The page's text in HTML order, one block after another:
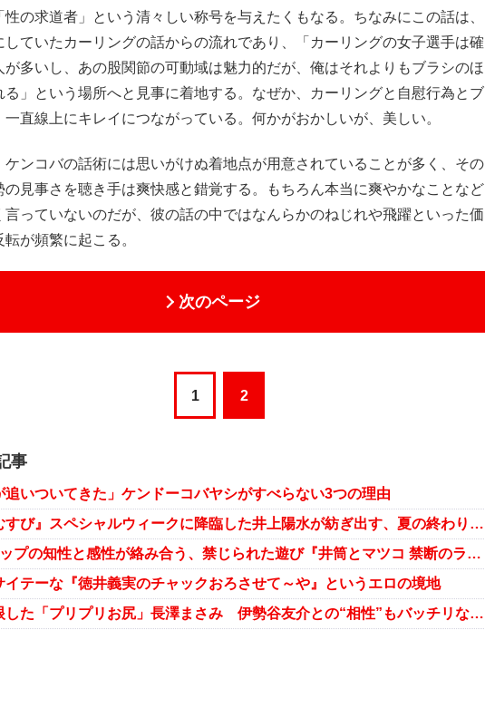
性の求道者」という清々しい称号を与えたくもなる。ちなみにこの話は、
していたカーリングの話からの流れであり、「カーリングの女子選手は確
が多いし、あの股関節の可動域は魅力的だが、俺はそれよりもブラシのほ
る」という場所へと見事に着地する。なぜか、カーリングと自慰行為とブ
一直線上にキレイにつながっている。何かがおかしいが、美しい。
ンコバの話術には思いがけぬ着地点が用意されていることが多く、その
の見事さを聴き手は爽快感と錯覚する。もちろん本当に爽やかなことなど
言っていないのだが、彼の話の中ではなんらかのねじれや飛躍といった価
が頻繁に起こる。
次のページ
1 2
事
追いついてきた」ケンドーコバヤシがすべらない3つの理由
『たまむすび』スペシャルウィークに降臨した井上陽水が紡ぎ出す、夏の終わりの白昼夢
辛口2トップの知性と感性が絡み合う、禁じられた遊び『井筒とマツコ 禁断のラジオ』
イテーな『徳井義実のチャックおろさせて～や』というエロの境地
エロ開眼した「プリプリお尻」長澤まさみ 伊勢谷友介との“相性”もバッチリなのか!?